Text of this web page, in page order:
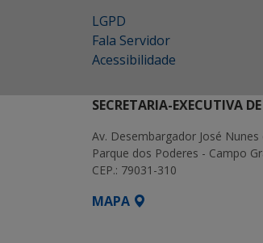
LGPD
Fala Servidor
Acessibilidade
SECRETARIA-EXECUTIVA
Av. Desembargador José
Parque dos Poderes - Campo
CEP.: 79031-310
MAPA